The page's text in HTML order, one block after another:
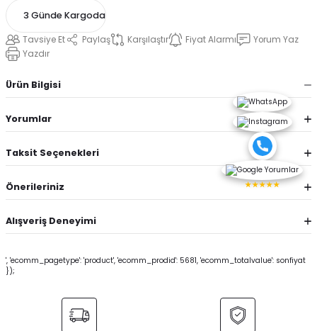
3 Günde Kargoda
Tavsiye Et Paylaş Karşılaştır Fiyat Alarmı
Yorum Yaz
Yazdır
Ürün Bilgisi
Yorumlar
Taksit Seçenekleri
Önerileriniz
Alışveriş Deneyimi
', 'ecomm_pagetype': 'product', 'ecomm_prodid': 5681, 'ecomm_totalvalue': sonfiyat
});
★★★★★